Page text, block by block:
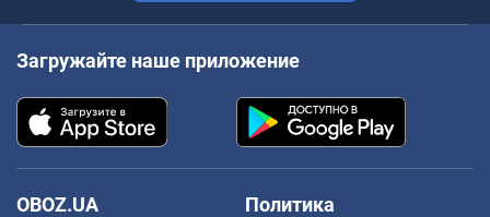
Загружайте наше приложение
OBOZ.UA
Политика